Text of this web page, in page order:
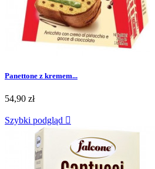
Panettone z kremem...
54,90 zł
Szybki podgląd 